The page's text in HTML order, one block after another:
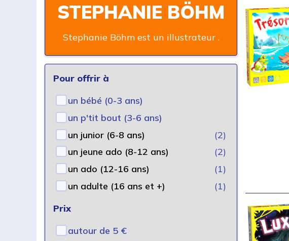
STEPHANIE BÖHM
Stephanie Böhm est un illustrateur .
Pour offrir à
un bébé (0-3 ans)
un p'tit bout (3-6 ans)
un junior (6-8 ans)
(2)
un jeune ado (8-12 ans)
(2)
un ado (12-16 ans)
(1)
un adulte (16 ans et +)
(1)
Prix
autour de 5 €